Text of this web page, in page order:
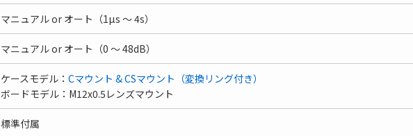
マニュアル or オート（1µs ～ 4s）
マニュアル or オート（0 ～ 48dB）
ケースモデル： Cマウント & CSマウント（変換リング付き）
ボードモデル：M12x0.5レンズマウント
標準付属